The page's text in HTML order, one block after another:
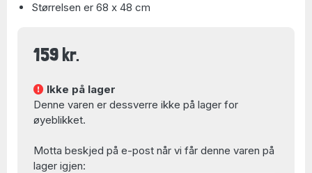
Størrelsen er 68 x 48 cm
159 kr.
Ikke på lager
Denne varen er dessverre ikke på lager for
øyeblikket.
Motta beskjed på e-post når vi får denne varen på
lager igjen: